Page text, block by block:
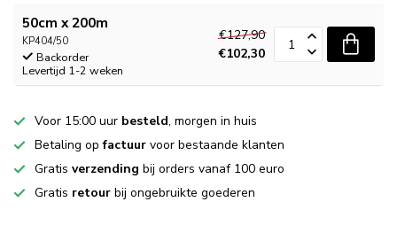
50cm x 200m
KP404/50
Backorder
Levertijd 1-2 weken
€127,90
€102,30
Voor 15:00 uur besteld, morgen in huis
Betaling opfactuur voor bestaande klanten
Gratis verzending bij orders vanaf 100 euro
Gratis retour bij ongebruikte goederen